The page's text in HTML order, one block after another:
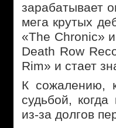
зарабатывает
мега крутых
«The Chronic»
Death Row
Rim» и стает
К сожалению,
судьбой,
из-за долгов